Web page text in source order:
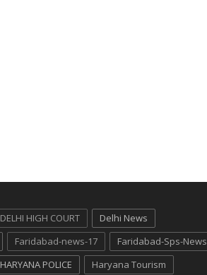
DELHI HIGH COURT
Delhi News
Faridabad-news-17
Faridabad-Sps-News
HARYANA POLICE Haryana Tourism